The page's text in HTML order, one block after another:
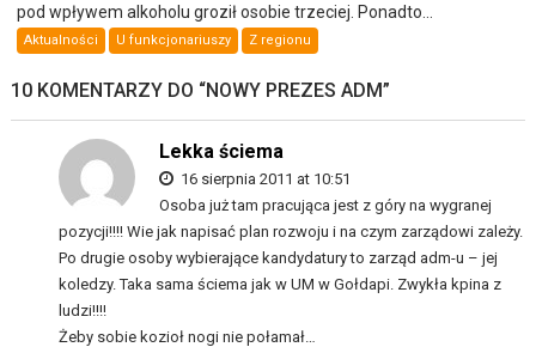
pod wpływem alkoholu groził osobie trzeciej. Ponadto...
Aktualności U funkcjonariuszy Z regionu
10 KOMENTARZY DO “NOWY PREZES ADM”
Lekka ściema
16 sierpnia 2011 at 10:51
Osoba już tam pracująca jest z góry na wygranej
pozycji!!!! Wie jak napisać plan rozwoju i na czym zarządowi zależy.
Po drugie osoby wybierające kandydatury to zarząd adm-u – jej
koledzy. Taka sama ściema jak w UM w Gołdapi. Zwykła kpina z
ludzi!!!!
Żeby sobie kozioł nogi nie połamał…